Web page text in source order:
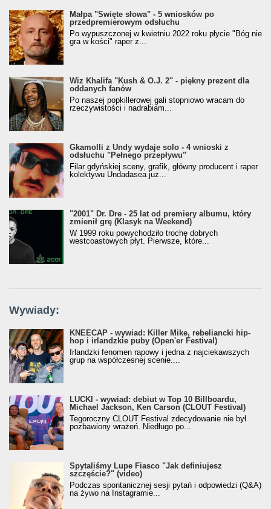
Małpa "Święte słowa" - 5 wniosków po
przedpremierowym odsłuchu
Po wypuszczonej w kwietniu 2022 roku płycie "Bóg nie
gra w kości" raper z...
Wiz Khalifa "Kush & O.J. 2" - piękny prezent dla
oddanych fanów
Po naszej popkillerowej gali stopniowo wracam do
rzeczywistości i nadrabiam...
Gkamolli z Undy wydaje solo - 4 wnioski z
odsłuchu "Pełnego przepływu"
Filar gdyńskiej sceny, grafik, główny producent i raper
kolektywu Undadasea już...
"2001" Dr. Dre - 25 lat od premiery albumu, który
zmienił grę (Klasyk na Weekend)
W 1999 roku powychodziło trochę dobrych
westcoastowych płyt. Pierwsze, które...
Wywiady:
KNEECAP - wywiad: Killer Mike, rebeliancki hip-
hop i irlandzkie puby (Open'er Festival)
Irlandzki fenomen rapowy i jedna z najciekawszych
grup na współczesnej scenie....
LUCKI - wywiad: debiut w Top 10 Billboardu,
Michael Jackson, Ken Carson (CLOUT Festival)
Tegoroczny CLOUT Festival zdecydowanie nie był
pozbawiony wrażeń. Niedługo po...
Spytaliśmy Lupe Fiasco "Jak definiujesz
szczęście?" (video)
Podczas spontanicznej sesji pytań i odpowiedzi (Q&A)
na żywo na Instagramie...